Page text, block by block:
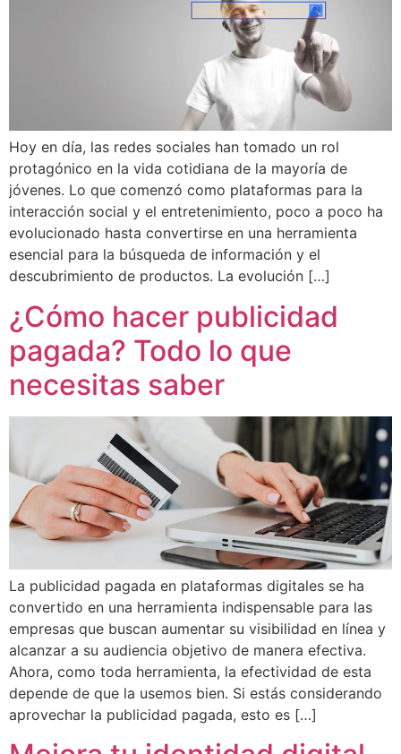
Hoy en día, las redes sociales han tomado un rol
protagónico en la vida cotidiana de la mayoría de
jóvenes. Lo que comenzó como plataformas para la
interacción social y el entretenimiento, poco a poco ha
evolucionado hasta convertirse en una herramienta
esencial para la búsqueda de información y el
descubrimiento de productos. La evolución […]
¿Cómo hacer publicidad
pagada? Todo lo que
necesitas saber
La publicidad pagada en plataformas digitales se ha
convertido en una herramienta indispensable para las
empresas que buscan aumentar su visibilidad en línea y
alcanzar a su audiencia objetivo de manera efectiva.
Ahora, como toda herramienta, la efectividad de esta
depende de que la usemos bien. Si estás considerando
aprovechar la publicidad pagada, esto es […]